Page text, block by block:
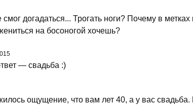
догадаться... Трогать ноги? Почему в
на босоногой хочешь?
— свадьба :)
ощущение, что вам лет 40, а у вас